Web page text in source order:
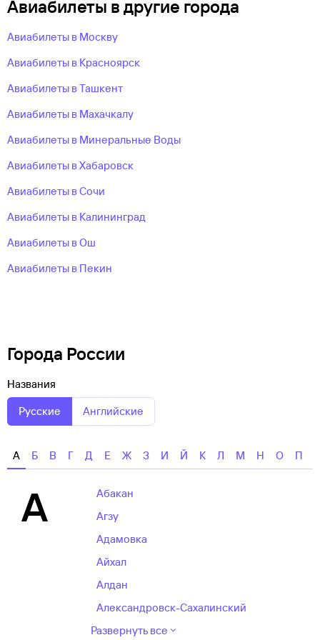
Авиабилеты в другие города
Авиабилеты в Москву
Авиабилеты в Красноярск
Авиабилеты в Ташкент
Авиабилеты в Махачкалу
Авиабилеты в Минеральные Воды
Авиабилеты в Хабаровск
Авиабилеты в Сочи
Авиабилеты в Калининград
Авиабилеты в Ош
Авиабилеты в Пекин
Города России
Названия
Русские
Английские
А Б В Г Д Е Ж З И Й К Л М Н О П
А
Абакан
Агзу
Адамовка
Айхал
Алдан
Александровск-Сахалинский
Развернуть все